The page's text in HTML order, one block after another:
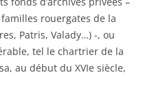
rouergates de la
Patris, Valady…) -, ou
tel le chartrier de la
au début du XVIe siècle,